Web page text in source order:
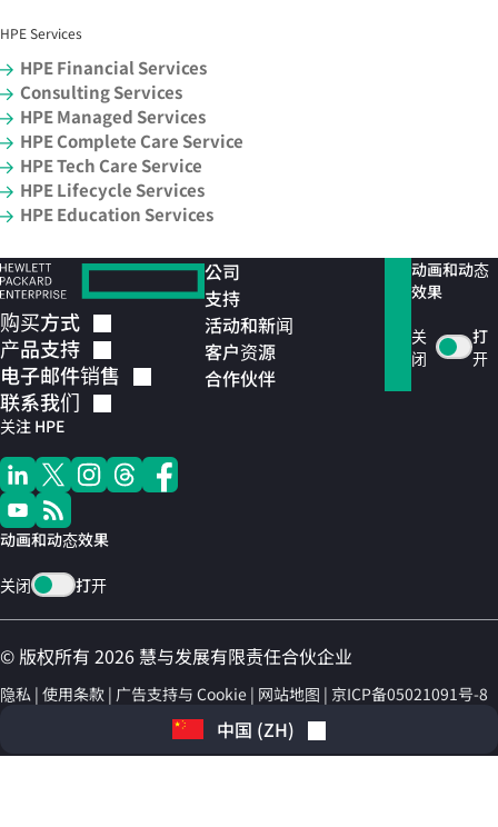
HPE Services
HPE Financial Services
Consulting Services
HPE Managed Services
HPE Complete Care Service
HPE Tech Care Service
HPE Lifecycle Services
HPE Education Services
购买方式
产品支持
电子邮件销售
联系我们
关注 HPE
动画和动态效果
关闭 打开
公司
支持
活动和新闻
客户资源
合作伙伴
动画和动态
效果
关
闭
打
开
© 版权所有 2026 慧与发展有限责任合伙企业
隐私 使用条款 广告支持与 Cookie 网站地图 京ICP备05021091号-8
中国 (ZH)